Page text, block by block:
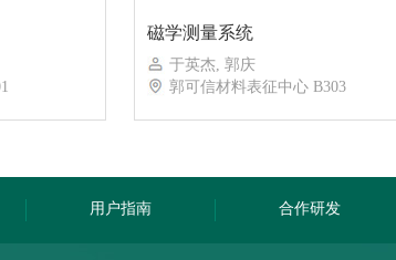
磁学测量系统
于英杰, 郭庆
郭可信材料表征中心 B303
用户指南 合作研发